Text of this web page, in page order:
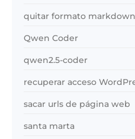
quitar formato markdown
Qwen Coder
qwen2.5-coder
recuperar acceso
sacar urls de página web
santa marta